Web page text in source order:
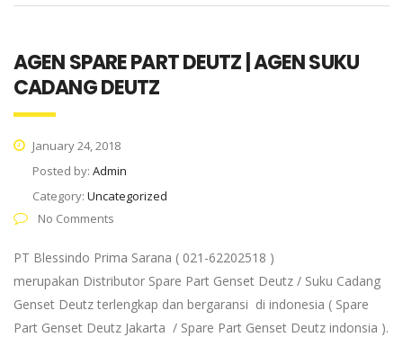
AGEN SPARE PART DEUTZ | AGEN SUKU
CADANG DEUTZ
January 24, 2018
Posted by: Admin
Category: Uncategorized
No Comments
PT Blessindo Prima Sarana ( 021-62202518 )
merupakan Distributor Spare Part Genset Deutz / Suku Cadang
Genset Deutz terlengkap dan bergaransi di indonesia ( Spare
Part Genset Deutz Jakarta / Spare Part Genset Deutz indonsia ).